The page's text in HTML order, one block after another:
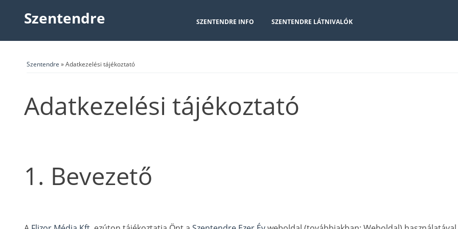
Szentendre SZENTENDRE INFO SZENTENDRE LÁTNIVALÓK
Szentendre » Adatkezelési tájékoztató
Adatkezelési tájékoztató
1. Bevezető